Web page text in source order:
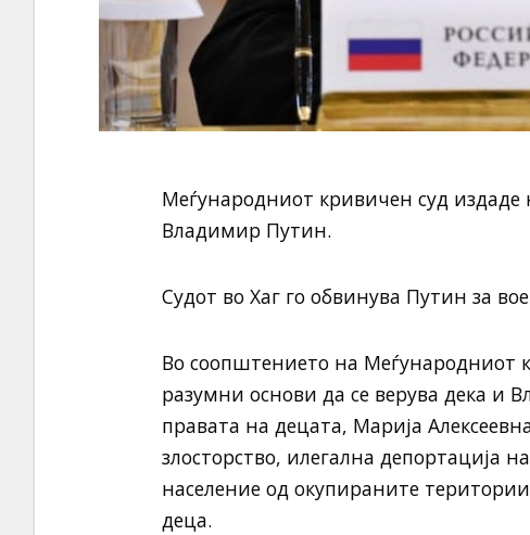
Меѓународниот кривичен суд издаде
Владимир Путин.
Судот во Хаг го обвинува Путин за
Во соопштението на Меѓународниот
разумни основи да се верува дека и
правата на децата, Марија
злосторство, илегална депортација
население од окупираните
деца.